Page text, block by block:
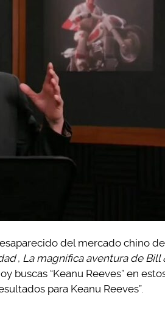
del mercado chino de
, La magnífica aventura de Bill
buscas “Keanu Reeves” en
para Keanu Reeves”.